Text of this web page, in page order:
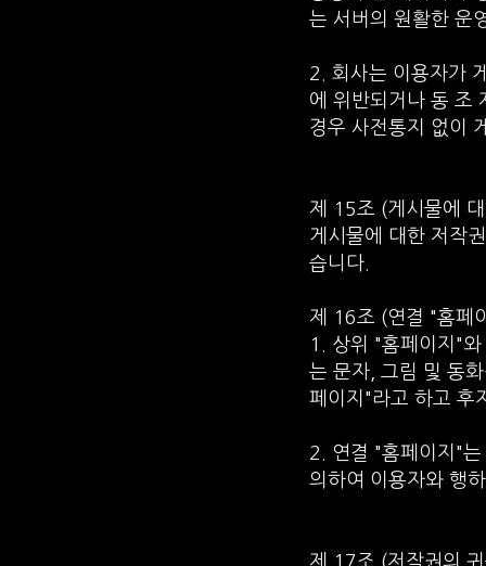
는 서버의 원활한 운
2. 회사는 이용자가
에 위반되거나 동 조
경우 사전통지 없이
제 15조 (게시물에
게시물에 대한 저작
습니다.
제 16조 (연결 "홈페
1. 상위 "홈페이지"
는 문자, 그림 및 동
페이지"라고 하고 후
2. 연결 "홈페이지"
의하여 이용자와 행
제 17조 (저작권의